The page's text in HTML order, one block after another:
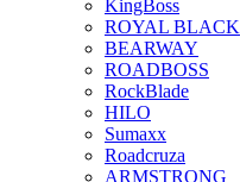
KingBoss
ROYAL BLACK
BEARWAY
ROADBOSS
RockBlade
HILO
Sumaxx
Roadcruza
ARMSTRONG